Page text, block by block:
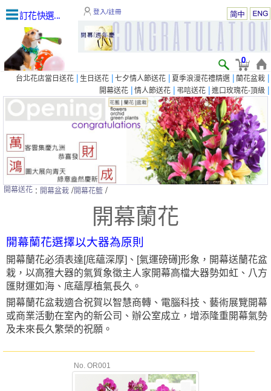
訂花快選... 登入/註冊
0
台北花店當日送花 | 生日送花 | 七夕情人節送花 | 夏季浪漫花禮精選 | 蘭花盆栽 |
開幕送花 | 情人節送花 | 弔唁送花 | 進口玫瑰花-頂級 |
開幕送花 : 開幕盆栽 /開幕花籃 /
開幕蘭花
開幕蘭花選擇以大器為原則
開幕蘭花必須表達[底蘊深厚]、[氣運磅礡]形象，開幕送蘭花盆
栽，以高雅大器的氣質象徵主人家開幕高檔大器勢如虹、八方
匯財運如海、底蘊厚植氣長久。
開幕蘭花盆栽適合祝賀以智慧商轉、電腦科技、藝術展覽開幕
或商業活動在室內的新公司、辦公室成立，增添隆重開幕氣勢
及未來長久繁榮的祝願。
No. OR001